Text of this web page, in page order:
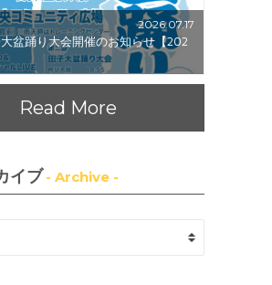
2026.07.17
盆踊り大会開催のお知らせ【202
Read More
イブ - Archive -